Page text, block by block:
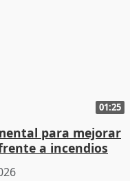
01:25
para mejorar
a incendios